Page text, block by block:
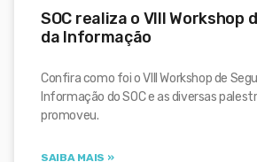
SOC realiza o VIII Workshop
da Informação
Confira como foi o VIII Workshop de
Informação do SOC e as diversas
promoveu.
SAIBA MAIS »